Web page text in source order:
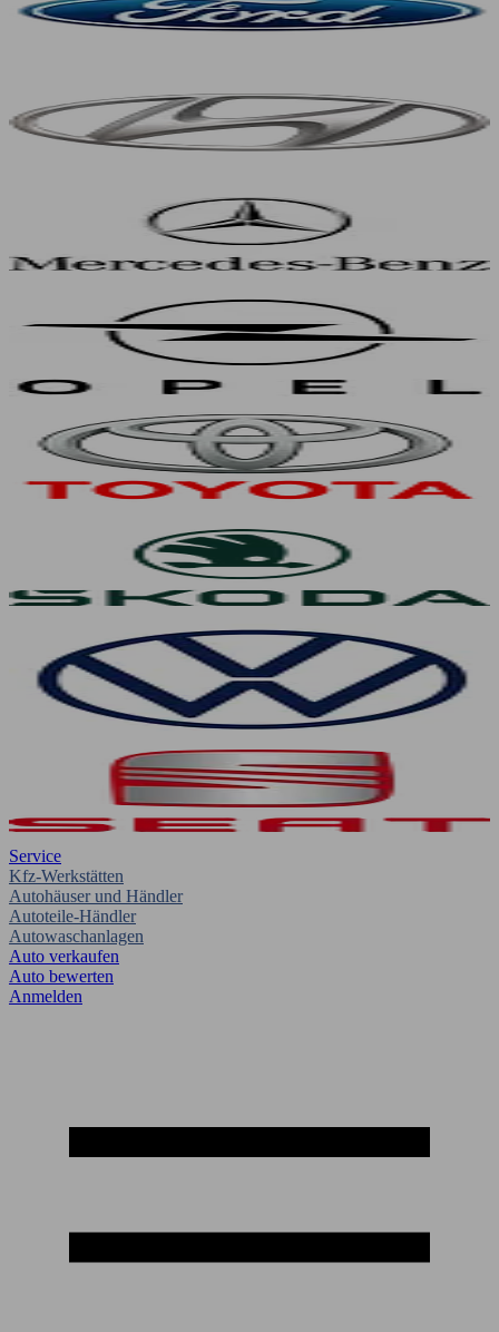
Service
Kfz-Werkstätten
Autohäuser und Händler
Autoteile-Händler
Autowaschanlagen
Auto verkaufen
Auto bewerten
Anmelden